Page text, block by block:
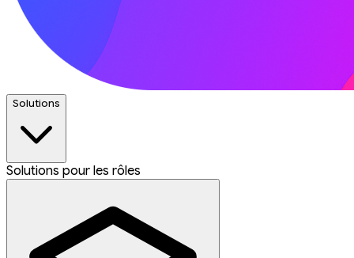
Solutions
Solutions pour les rôles